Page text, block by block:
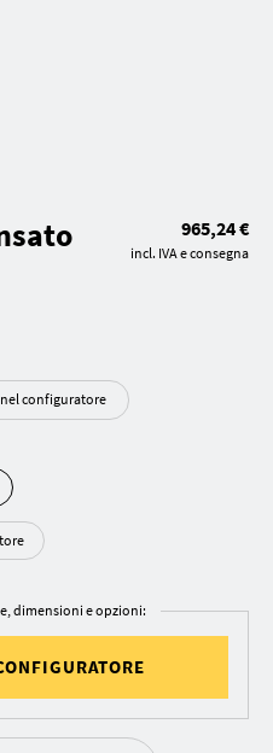
965,24 €
incl. IVA e consegna
configuratore
dimensioni e opzioni: